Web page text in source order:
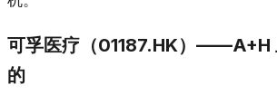
可孚医疗（01187.HK）——A+H
的